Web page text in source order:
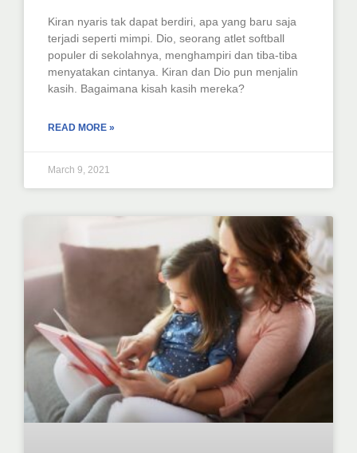
Kiran nyaris tak dapat berdiri, apa yang baru saja
terjadi seperti mimpi. Dio, seorang atlet softball
populer di sekolahnya, menghampiri dan tiba-tiba
menyatakan cintanya. Kiran dan Dio pun menjalin
kasih. Bagaimana kisah kasih mereka?
READ MORE »
March 9, 2021